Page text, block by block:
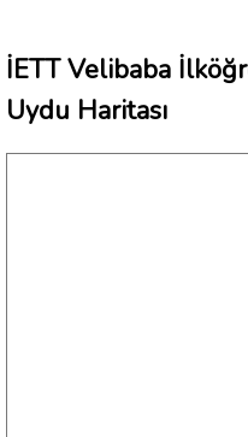
İETT Velibaba
Uydu Haritası